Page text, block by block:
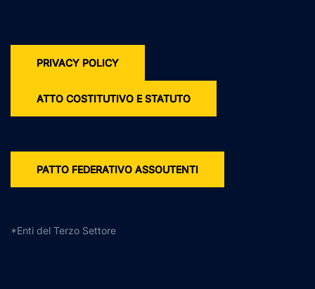
PRIVACY POLICY
ATTO COSTITUTIVO E STATUTO
PATTO FEDERATIVO ASSOUTENTI
*Enti del Terzo Settore